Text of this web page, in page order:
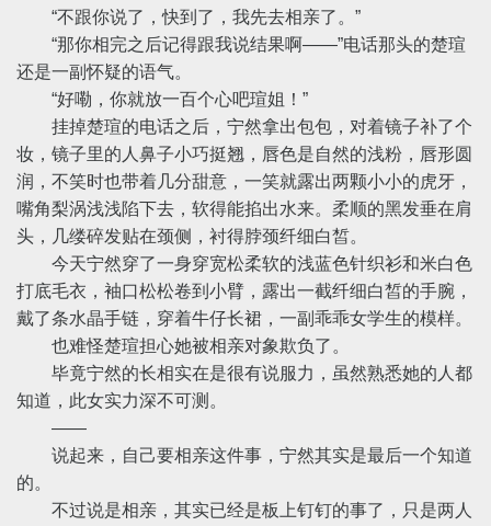
“不跟你说了，快到了，我先去相亲了。”
“那你相完之后记得跟我说结果啊——”电话那头的楚瑄
还是一副怀疑的语气。
“好嘞，你就放一百个心吧瑄姐！”
挂掉楚瑄的电话之后，宁然拿出包包，对着镜子补了个
妆，镜子里的人鼻子小巧挺翘，唇色是自然的浅粉，唇形圆
润，不笑时也带着几分甜意，一笑就露出两颗小小的虎牙，
嘴角梨涡浅浅陷下去，软得能掐出水来。柔顺的黑发垂在肩
头，几缕碎发贴在颈侧，衬得脖颈纤细白皙。
今天宁然穿了一身穿宽松柔软的浅蓝色针织衫和米白色
打底毛衣，袖口松松卷到小臂，露出一截纤细白皙的手腕，
戴了条水晶手链，穿着牛仔长裙，一副乖乖女学生的模样。
也难怪楚瑄担心她被相亲对象欺负了。
毕竟宁然的长相实在是很有说服力，虽然熟悉她的人都
知道，此女实力深不可测。
——
说起来，自己要相亲这件事，宁然其实是最后一个知道
的。
不过说是相亲，其实已经是板上钉钉的事了，只是两人